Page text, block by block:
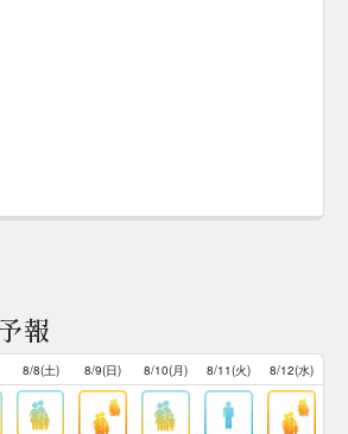
報
8/8(土) 8/9(日) 8/10(月) 8/11(火) 8/12(水)